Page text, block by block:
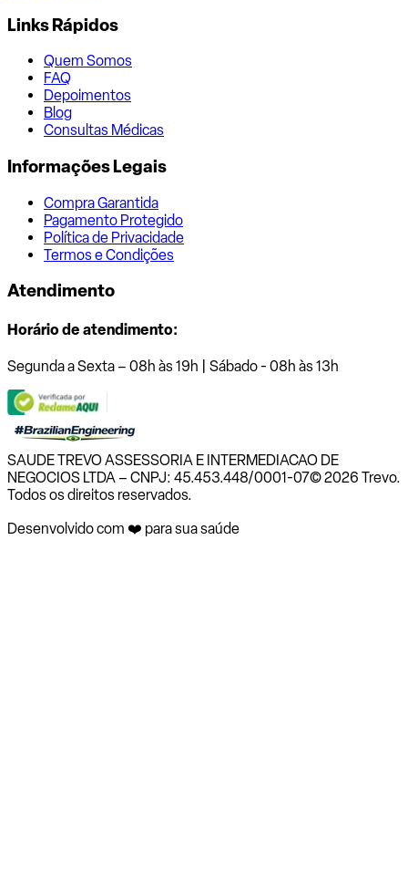
Links Rápidos
Quem Somos
FAQ
Depoimentos
Blog
Consultas Médicas
Informações Legais
Compra Garantida
Pagamento Protegido
Política de Privacidade
Termos e Condições
Atendimento
Horário de atendimento:
Segunda a Sexta – 08h às 19h | Sábado - 08h às 13h
SAUDE TREVO ASSESSORIA E INTERMEDIACAO DE
NEGOCIOS LTDA – CNPJ: 45.453.448/0001-07© 2026 Trevo.
Todos os direitos reservados.
Desenvolvido com ❤️ para sua saúde